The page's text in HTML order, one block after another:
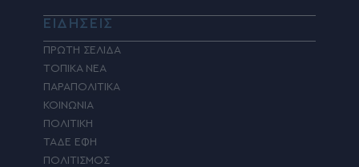
ΕΙΔΗΣΕΙΣ
ΠΡΩΤΗ ΣΕΛΙΔΑ
ΤΟΠΙΚΑ ΝΕΑ
ΠΑΡΑΠΟΛΙΤΙΚΑ
ΚΟΙΝΩΝΙΑ
ΠΟΛΙΤΙΚΗ
ΤΑΔΕ ΕΦΗ
ΠΟΛΙΤΙΣΜΟΣ